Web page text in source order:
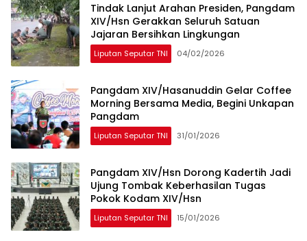
Tindak Lanjut Arahan Presiden, Pangdam
XIV/Hsn Gerakkan Seluruh Satuan
Jajaran Bersihkan Lingkungan
Liputan Seputar TNI 04/02/2026
Pangdam XIV/Hasanuddin Gelar Coffee
Morning Bersama Media, Begini Unkapan
Pangdam
Liputan Seputar TNI 31/01/2026
Pangdam XIV/Hsn Dorong Kadertih Jadi
Ujung Tombak Keberhasilan Tugas
Pokok Kodam XIV/Hsn
Liputan Seputar TNI 15/01/2026